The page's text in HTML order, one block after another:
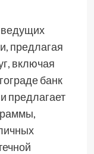
предлагая
включая
банк
предлагает